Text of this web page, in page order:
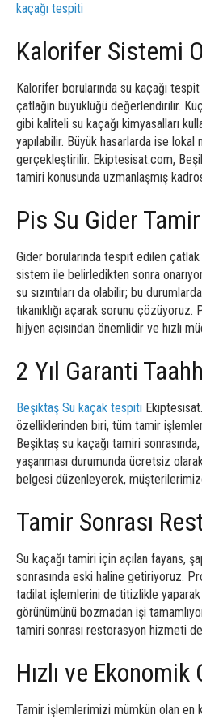
kaçağı tespiti
Kalorifer Sistemi
Kalorifer borularında su kaçağı
çatlağın büyüklüğü değerlendirilir.
gibi kaliteli su kaçağı kimyasalları
yapılabilir. Büyük hasarlarda ise
gerçekleştirilir. Ekiptesisat.com,
tamiri konusunda uzmanlaşmış
Pis Su Gider
Gider borularında tespit edilen çatlak
sistem ile belirledikten sonra
su sızıntıları da olabilir; bu
tıkanıklığı açarak sorunu
hijyen açısından önemlidir ve hızlı
2 Yıl Garanti
Beşiktaş Su kaçak tespiti
özelliklerinden biri, tüm tamir
Beşiktaş su kaçağı tamiri
yaşanması durumunda ücretsiz
belgesi düzenleyerek,
Tamir Sonrası
Su kaçağı tamiri için açılan fayans,
sonrasında eski haline getiriyoruz.
tadilat işlemlerini de titizlikle
görünümünü bozmadan işi
tamiri sonrası restorasyon hizmeti
Hızlı ve Ekonomik
Tamir işlemlerimizi mümkün olan en